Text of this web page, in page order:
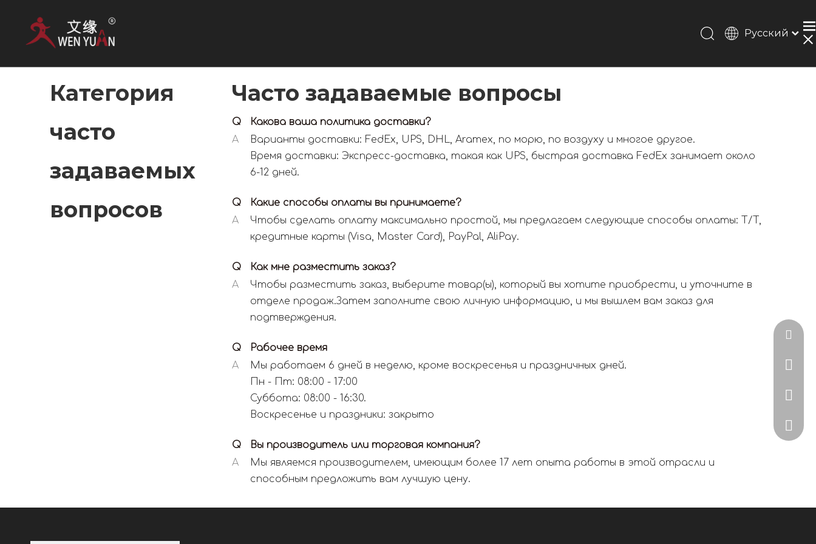
Pусский
Español
Категория
часто
задаваемых
вопросов
Часто задаваемые вопросы
Q
Какова ваша политика доставки?
A
Варианты доставки: FedEx, UPS, DHL, Aramex, по морю, по воздуху и многое другое.
Время доставки: Экспресс-доставка, такая как UPS, быстрая доставка FedEx занимает около
6-12 дней.
Q
Какие способы оплаты вы принимаете?
A
Чтобы сделать оплату максимально простой, мы предлагаем следующие способы оплаты: T/T,
кредитные карты (Visa, Master Card), PayPal, AliPay.
Q
Как мне разместить заказ?
A
Чтобы разместить заказ, выберите товар(ы), который вы хотите приобрести, и уточните в
отделе продаж.Затем заполните свою личную информацию, и мы вышлем вам заказ для
подтверждения.
Q
Рабочее время
A
Мы работаем 6 дней в неделю, кроме воскресенья и праздничных дней.
Пн - Пт: 08:00 - 17:00
Суббота: 08:00 - 16:30.
Воскресенье и праздники: закрыто
Q
Вы производитель или торговая компания?
A
Мы являемся производителем, имеющим более 17 лет опыта работы в этой отрасли и
способным предложить вам лучшую цену.